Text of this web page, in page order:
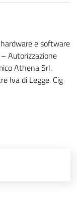
e software
Autorizzazione
Athena Srl.
Iva di Legge. Cig